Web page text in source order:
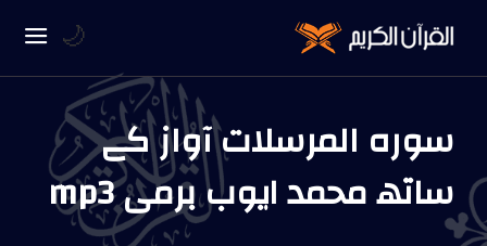
سورہ المرسلات آواز کے
ساتھ محمد ایوب برمی mp3
🌙